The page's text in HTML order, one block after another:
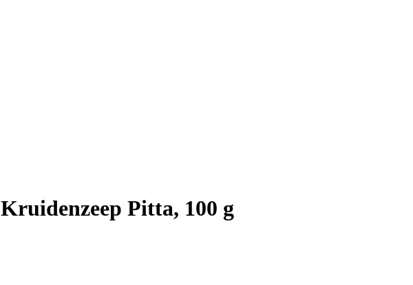
Kruidenzeep Pitta, 100 g